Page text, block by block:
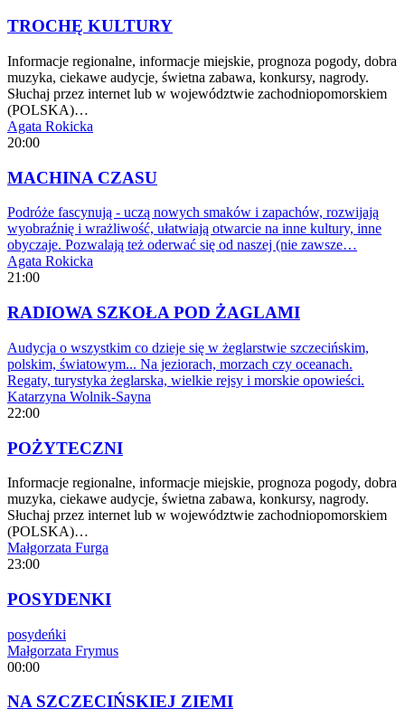
TROCHĘ KULTURY
Informacje regionalne, informacje miejskie, prognoza pogody, dobra
muzyka, ciekawe audycje, świetna zabawa, konkursy, nagrody.
Słuchaj przez internet lub w województwie zachodniopomorskiem
(POLSKA)…
Agata Rokicka
20:00
MACHINA CZASU
Podróże fascynują - uczą nowych smaków i zapachów, rozwijają
wyobraźnię i wrażliwość, ułatwiają otwarcie na inne kultury, inne
obyczaje. Pozwalają też oderwać się od naszej (nie zawsze…
Agata Rokicka
21:00
RADIOWA SZKOŁA POD ŻAGLAMI
Audycja o wszystkim co dzieje się w żeglarstwie szczecińskim,
polskim, światowym... Na jeziorach, morzach czy oceanach.
Regaty, turystyka żeglarska, wielkie rejsy i morskie opowieści.
Katarzyna Wolnik-Sayna
22:00
POŻYTECZNI
Informacje regionalne, informacje miejskie, prognoza pogody, dobra
muzyka, ciekawe audycje, świetna zabawa, konkursy, nagrody.
Słuchaj przez internet lub w województwie zachodniopomorskiem
(POLSKA)…
Małgorzata Furga
23:00
POSYDENKI
posydeńki
Małgorzata Frymus
00:00
NA SZCZECIŃSKIEJ ZIEMI